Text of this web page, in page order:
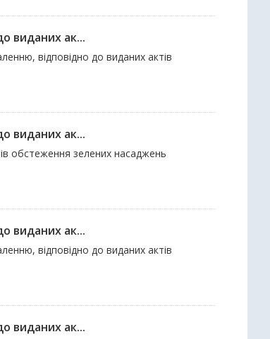
виданих ак...
відповідно до виданих актів
виданих ак...
обстеження зелених насаджень
виданих ак...
відповідно до виданих актів
виданих ак...